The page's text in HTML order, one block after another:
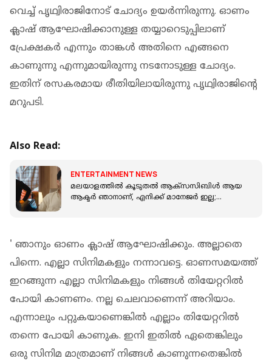
വെച്ച് പൃഥ്വിരാജിനോട് ചോദ്യം ഉയർന്നിരുന്നു. ഓണം
ക്ലാഷ് ആഘോഷിക്കാനുള്ള തയ്യാറെടുപ്പിലാണ്
പ്രേക്ഷകർ എന്നും താങ്കൾ അതിനെ എങ്ങനെ
കാണുന്നു എന്നുമായിരുന്നു നടനോടുള്ള ചോദ്യം.
ഇതിന് രസകരമായ രീതിയിലായിരുന്നു പൃഥ്വിരാജിന്റെ
മറുപടി.
Also Read:
ENTERTAINMENT NEWS
മലയാളത്തിൽ കൂടുതൽ ആക്സസിബിൾ ആയ
ആക്ടർ ഞാനാണ്, എനിക്ക് മാനേജർ ഇല്ല;
' ഞാനും ഓണം ക്ലാഷ് ആഘോഷിക്കും. അല്ലാതെ
പിന്നെ. എല്ലാ സിനിമകളും നന്നാവട്ടെ. ഓണസമയത്ത്
ഇറങ്ങുന്ന എല്ലാ സിനിമകളും നിങ്ങൾ തിയേറ്ററിൽ
പോയി കാണണം. നല്ല ചെലവാണെന്ന് അറിയാം.
എന്നാലും പറ്റുകയാണെങ്കിൽ എല്ലാം തിയേറ്ററിൽ
തന്നെ പോയി കാണുക. ഇനി ഇതിൽ ഏതെങ്കിലും
ഒരു സിനിമ മാത്രമാണ് നിങ്ങൾ കാണുന്നതെങ്കിൽ